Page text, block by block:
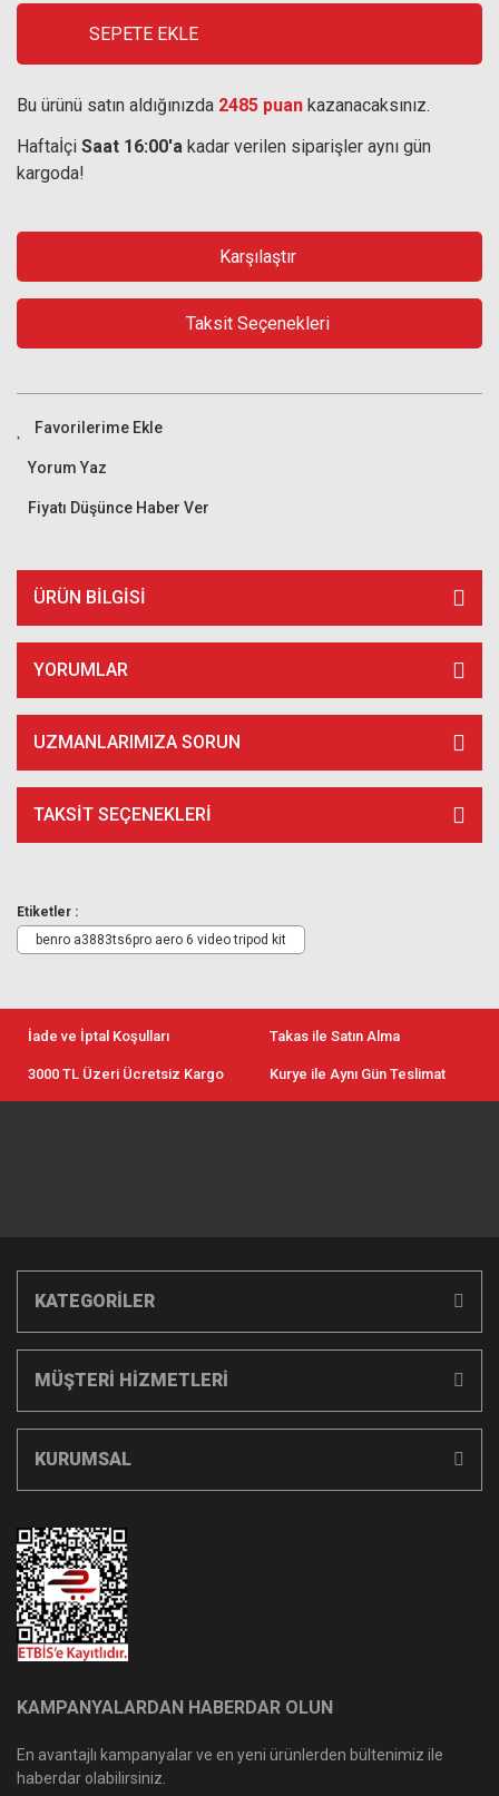
SEPETE EKLE
Bu ürünü satın aldığınızda 2485 puan kazanacaksınız.
Haftaİçi Saat 16:00'a kadar verilen siparişler aynı gün
kargoda!
Karşılaştır
Taksit Seçenekleri
Yorum Yaz
Fiyatı Düşünce Haber Ver
ÜRÜN BILGISI
YORUMLAR
UZMANLARIMIZA SORUN
TAKSIT SEÇENEKLERI
Etiketler :
benro a3883ts6pro aero 6 video tripod kit
İade ve İptal Koşulları Takas ile Satın Alma
3000 TL Üzeri Ücretsiz Kargo Kurye ile Aynı Gün Teslimat
KATEGORİLER
MÜŞTERİ HİZMETLERİ
KURUMSAL
KAMPANYALARDAN HABERDAR OLUN
En avantajlı kampanyalar ve en yeni ürünlerden bültenimiz ile
haberdar olabilirsiniz.